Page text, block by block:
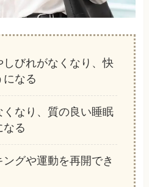
しびれがなくなり、快
になる
なり、質の良い睡眠
なる
グや運動を再開でき